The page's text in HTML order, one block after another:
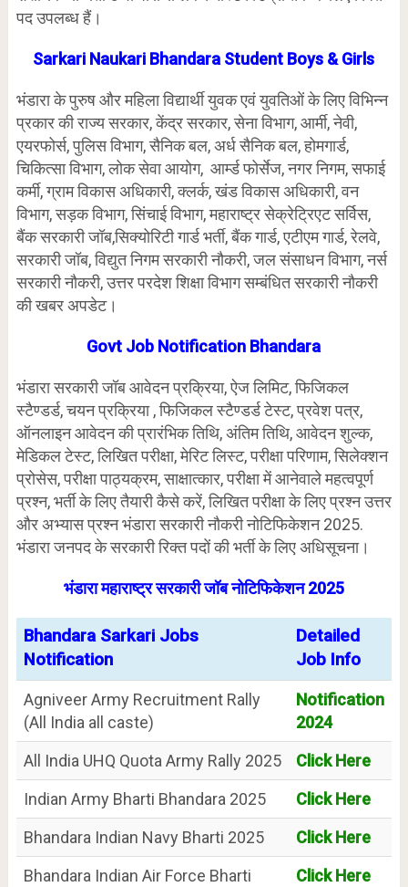
पद उपलब्ध हैं।
Sarkari Naukari Bhandara Student Boys & Girls
भंडारा के पुरुष और महिला विद्यार्थी युवक एवं युवतिओं के लिए विभिन्न
प्रकार की राज्य सरकार, केंद्र सरकार, सेना विभाग, आर्मी, नेवी,
एयरफोर्स, पुलिस विभाग, सैनिक बल, अर्ध सैनिक बल, होमगार्ड,
चिकित्सा विभाग, लोक सेवा आयोग, आर्म्ड फोर्सेज, नगर निगम, सफाई
कर्मी, ग्राम विकास अधिकारी, क्लर्क, खंड विकास अधिकारी, वन
विभाग, सड़क विभाग, सिंचाई विभाग, महाराष्ट्र सेक्रेट्रिएट सर्विस,
बैंक सरकारी जॉब,सिक्योरिटी गार्ड भर्ती, बैंक गार्ड, एटीएम गार्ड, रेलवे,
सरकारी जॉब, विद्युत निगम सरकारी नौकरी, जल संसाधन विभाग, नर्स
सरकारी नौकरी, उत्तर परदेश शिक्षा विभाग सम्बंधित सरकारी नौकरी
की खबर अपडेट।
Govt Job Notification Bhandara
भंडारा सरकारी जॉब आवेदन प्रक्रिया, ऐज लिमिट, फिजिकल
स्टैण्डर्ड, चयन प्रक्रिया , फिजिकल स्टैण्डर्ड टेस्ट, प्रवेश पत्र,
ऑनलाइन आवेदन की प्रारंभिक तिथि, अंतिम तिथि, आवेदन शुल्क,
मेडिकल टेस्ट, लिखित परीक्षा, मेरिट लिस्ट, परीक्षा परिणाम, सिलेक्शन
प्रोसेस, परीक्षा पाठ्यक्रम, साक्षात्कार, परीक्षा में आनेवाले महत्वपूर्ण
प्रश्न, भर्ती के लिए तैयारी कैसे करें, लिखित परीक्षा के लिए प्रश्न उत्तर
और अभ्यास प्रश्न भंडारा सरकारी नौकरी नोटिफिकेशन 2025.
भंडारा जनपद के सरकारी रिक्त पदों की भर्ती के लिए अधिसूचना।
भंडारा महाराष्ट्र सरकारी जॉब नोटिफिकेशन 2025
Bhandara Sarkari Jobs
Notification
Detailed
Job Info
Agniveer Army Recruitment Rally
(All India all caste)
Notification
2024
All India UHQ Quota Army Rally 2025
Click Here
Indian Army Bharti Bhandara 2025
Click Here
Bhandara Indian Navy Bharti 2025
Click Here
Bhandara Indian Air Force Bharti
Click Here